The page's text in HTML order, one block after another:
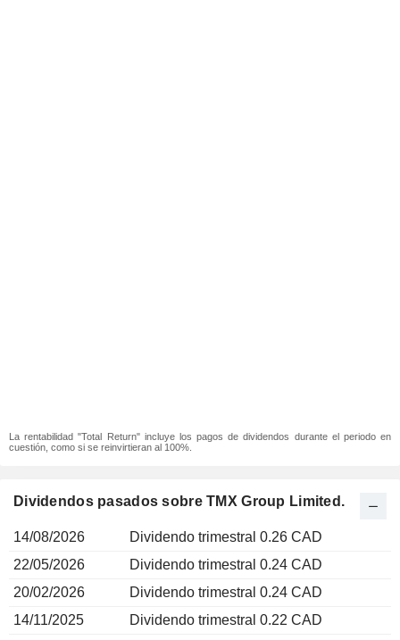
La rentabilidad "Total Return" incluye los pagos de dividendos durante el periodo en
cuestión, como si se reinvirtieran al 100%.
Dividendos pasados sobre TMX Group Limited.
14/08/2026
Dividendo trimestral 0.26 CAD
22/05/2026
Dividendo trimestral 0.24 CAD
20/02/2026
Dividendo trimestral 0.24 CAD
14/11/2025
Dividendo trimestral 0.22 CAD